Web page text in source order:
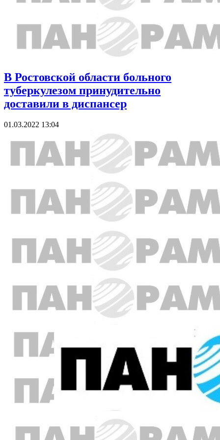
В Ростовской области больного
туберкулезом принудительно
доставили в диспансер
01.03.2022 13:04